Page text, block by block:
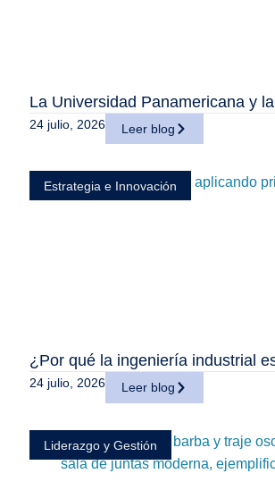
La Universidad Panamericana y
24 julio, 2026 Leer blog
Estrategia e Innovación
¿Por qué la ingeniería industrial
24 julio, 2026 Leer blog
Liderazgo y Gestión